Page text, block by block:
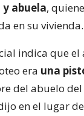
abuela,
en su vivienda.
indica que el
era una
del abuelo del
en el lugar